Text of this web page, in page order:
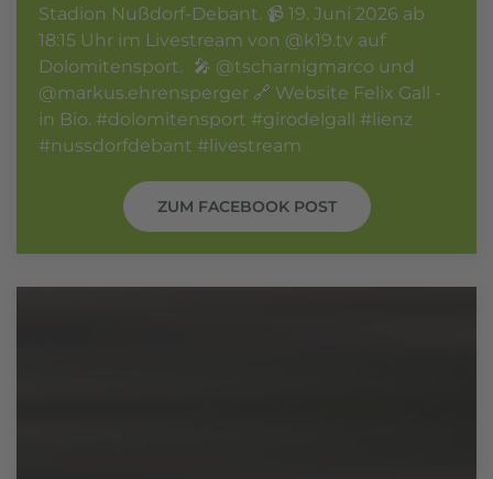
Stadion Nußdorf-Debant. 📹 19. Juni 2026 ab
18:15 Uhr im Livestream von @k19.tv auf
Dolomitensport. 🎤 @tscharnigmarco und
@markus.ehrensperger 🔗 Website Felix Gall -
in Bio. #dolomitensport #girodelgall #lienz
#nussdorfdebant #livestream
ZUM FACEBOOK POST